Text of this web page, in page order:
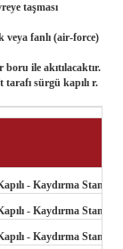
taşması
veya fanlı (air-force)
ile akıtılacaktır.
tarafı sürgü kapılı r.
- Kaydırma Standlı
- Kaydırma Standlı
- Kaydırma Standlı